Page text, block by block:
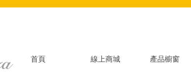
首頁 線上商城 產品櫥窗